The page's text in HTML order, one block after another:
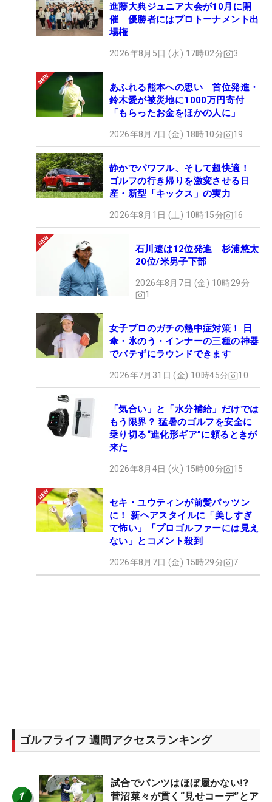
進藤大典ジュニア大会が10月に開
催 優勝者にはプロトーナメント出
場権
2026年8月5日 (水) 17時02分 3
あふれる熊本への思い 首位発進・
鈴木愛が被災地に1000万円寄付
「もらったお金をほかの人に」
2026年8月7日 (金) 18時10分 19
静かでパワフル、そして超快適！
ゴルフの行き帰りを激変させる日
産・新型「キックス」の実力
2026年8月1日 (土) 10時15分 16
石川遼は12位発進 杉浦悠太
20位/米男子下部
2026年8月7日 (金) 10時29分
1
女子プロのガチの熱中症対策！ 日
傘・氷のう・インナーの三種の神器
でバテずにラウンドできます
2026年7月31日 (金) 10時45分 10
「気合い」と「水分補給」だけでは
もう限界？ 猛暑のゴルフを安全に
乗り切る“進化形ギア”に頼るときが
来た
2026年8月4日 (火) 15時00分 15
セキ・ユウティンが前髪パッツン
に！ 新ヘアスタイルに「美しすぎ
て怖い」「プロゴルファーには見え
ない」とコメント殺到
2026年8月7日 (金) 15時29分 7
ゴルフライフ 週間アクセスランキング
1
試合でパンツはほぼ履かない⁉
菅沼菜々が貫く“見せコーデ”とア